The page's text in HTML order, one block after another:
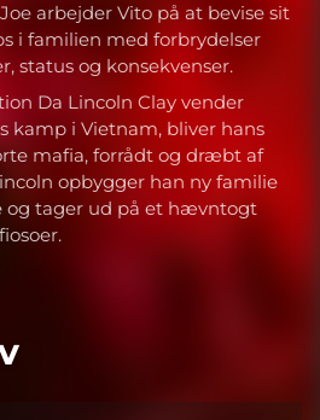
arbejder Vito på at bevise sit
i familien med forbrydelser
status og konsekvenser.
Da Lincoln Clay vender
kamp i Vietnam, bliver hans
mafia, forrådt og dræbt af
opbygger han ny familie
og tager ud på et hævntogt